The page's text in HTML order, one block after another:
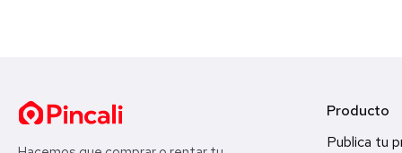
Producto
Publica tu